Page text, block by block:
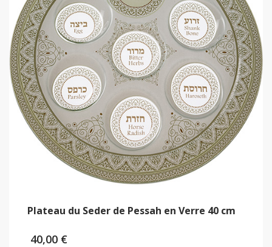
Plateau du Seder de Pessah en Verre 40 cm
40,00 €